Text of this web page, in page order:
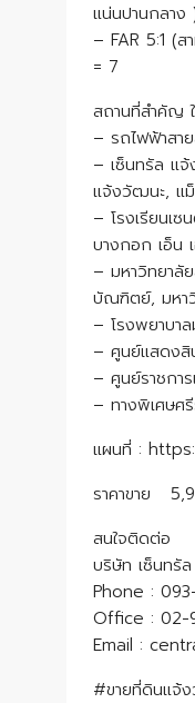
แน่นปานกลาง
– FAR 5:1 (
= 7
สถานที่สำคัญ
– รถไฟฟ้าสา
– เซ็นทรัล แ
แจ้งวัฒนะ, แ
– โรงเรียนเซ
บางกอก เอ็น
– มหาวิทยาลั
บัณฑิตย์, มหา
– โรงพยาบา
– ศูนย์แสดงสิ
– ศูนย์ราชกา
– ทางพิเศษศ
แผนที่ :
ราคาขาย
​​​​​​​สนใจติดต่อ
บริษัท เซ็นทรั
Phone :
Office : 02-
​​​​​​​Email :
#ขายที่ดินแจ้